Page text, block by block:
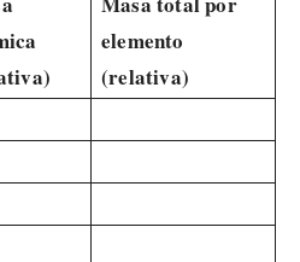
elemento
(relativa)